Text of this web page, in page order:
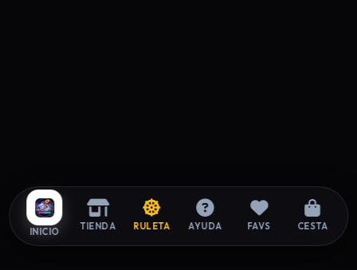
INICIO TIENDA RULETA AYUDA FAVS CESTA